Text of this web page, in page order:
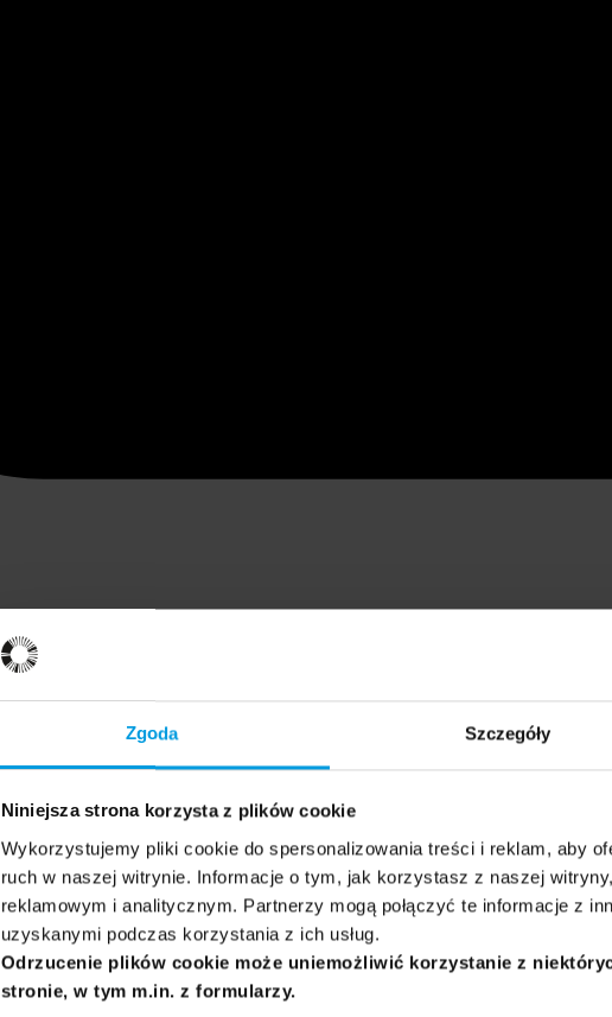
Zgoda Szczegóły
Niniejsza strona korzysta z plików cookie
Wykorzystujemy pliki cookie do spersonalizowania treści i reklam, aby
ruch w naszej witrynie. Informacje o tym, jak korzystasz z naszej
reklamowym i analitycznym. Partnerzy mogą połączyć te informacje z
uzyskanymi podczas korzystania z ich usług.
Odrzucenie plików cookie może uniemożliwić korzystanie z
stronie, w tym m.in. z formularzy.